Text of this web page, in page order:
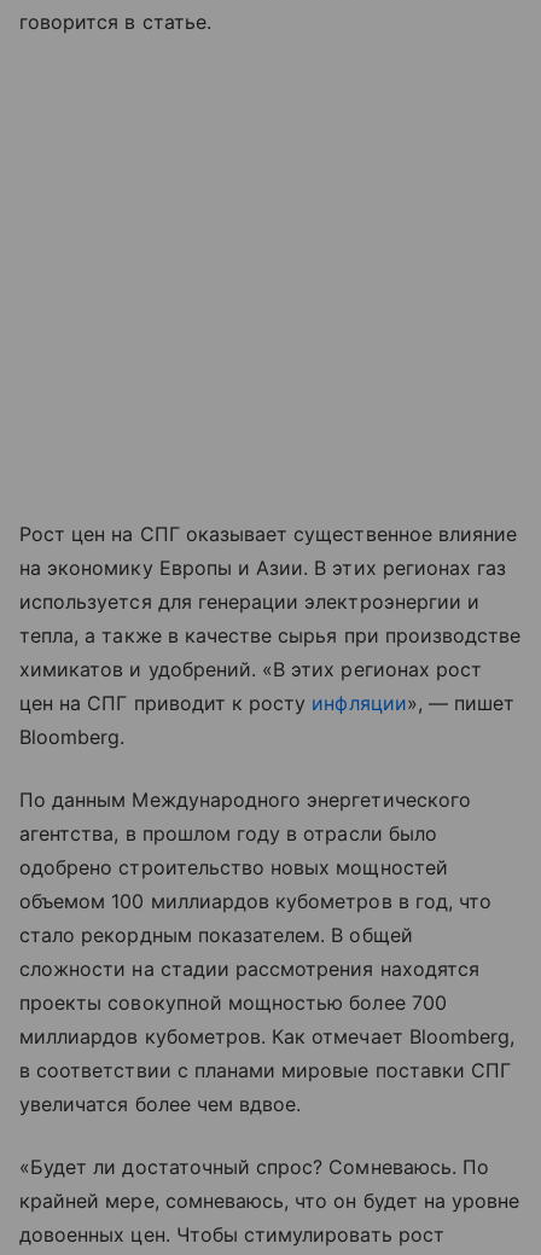
говорится в статье.
Рост цен на СПГ оказывает существенное влияние
на экономику Европы и Азии. В этих регионах газ
используется для генерации электроэнергии и
тепла, а также в качестве сырья при производстве
химикатов и удобрений. «В этих регионах рост
цен на СПГ приводит к росту инфляции», — пишет
Bloomberg.
По данным Международного энергетического
агентства, в прошлом году в отрасли было
одобрено строительство новых мощностей
объемом 100 миллиардов кубометров в год, что
стало рекордным показателем. В общей
сложности на стадии рассмотрения находятся
проекты совокупной мощностью более 700
миллиардов кубометров. Как отмечает Bloomberg,
в соответствии с планами мировые поставки СПГ
увеличатся более чем вдвое.
«Будет ли достаточный спрос? Сомневаюсь. По
крайней мере, сомневаюсь, что он будет на уровне
довоенных цен. Чтобы стимулировать рост